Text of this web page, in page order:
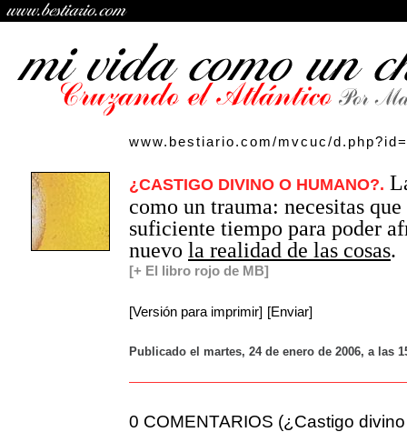
www.bestiario.com/mvcuc/
¿CASTIGO DIVINO O HUMANO?.
como un trauma: necesitas
suficiente tiempo para poder
nuevo la realidad de las cosas.
[+ El libro rojo de MB]
[Versión para imprimir] [Enviar]
Publicado el martes, 24 de enero de 2006, a las
0 COMENTARIOS (¿Castigo